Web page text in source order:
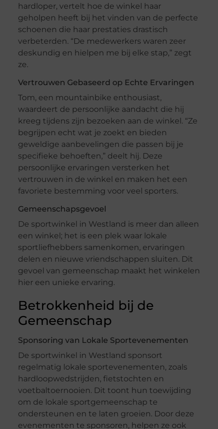
hardloper, vertelt hoe de winkel haar
geholpen heeft bij het vinden van de perfecte
schoenen die haar prestaties drastisch
verbeterden. “De medewerkers waren zeer
deskundig en hielpen me bij elke stap,” zegt
ze.
Vertrouwen Gebaseerd op Echte Ervaringen
Tom, een mountainbike enthousiast,
waardeert de persoonlijke aandacht die hij
kreeg tijdens zijn bezoeken aan de winkel. “Ze
begrijpen echt wat je zoekt en bieden
geweldige aanbevelingen die passen bij je
specifieke behoeften,” deelt hij. Deze
persoonlijke ervaringen versterken het
vertrouwen in de winkel en maken het een
favoriete bestemming voor veel sporters.
Gemeenschapsgevoel
De sportwinkel in Westland is meer dan alleen
een winkel; het is een plek waar lokale
sportliefhebbers samenkomen, ervaringen
delen en nieuwe vriendschappen sluiten. Dit
gevoel van gemeenschap maakt het winkelen
hier een unieke ervaring.
Betrokkenheid bij de
Gemeenschap
Sponsoring van Lokale Sportevenementen
De sportwinkel in Westland sponsort
regelmatig lokale sportevenementen, zoals
hardloopwedstrijden, fietstochten en
voetbaltoernooien. Dit toont hun toewijding
om de lokale sportgemeenschap te
ondersteunen en te laten groeien. Door deze
evenementen te sponsoren, helpen ze ook